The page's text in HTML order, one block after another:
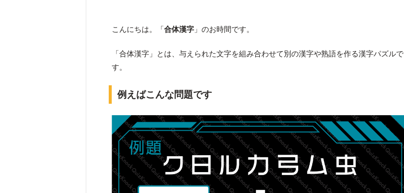
こんにちは。「合体漢字 」のお時間です。
「合体漢字」とは、与えられた文字を組み合わせて別の漢字や熟語を作る漢字パズルで
す。
例えばこんな問題です